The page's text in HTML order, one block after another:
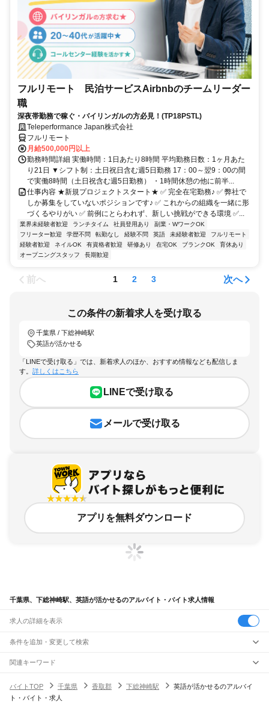
フルリモート 民泊サービスAirbnbのチームリーダー
職
深夜帯勤務で稼ぐ・バイリンガルの方必見！(TP18PSTL)
Teleperformance Japan株式会社
フルリモート
月給500,000円以上
勤務時間詳細 実働時間：1日あたり8時間 平均勤務日数：1ヶ月あた
り21日 ▼シフト制：土日祝日含む週5日勤務 17：00～翌9：00の間
で実働8時間（土日祝含む週5日勤務） ・1時間休憩の他に前半...
仕事内容 ★新規プロジェクトスタート★ ✅ 完全在宅勤務♪ ✅ 弊社で
しか募集をしていないポジションです♪ ✅ これからの組織を一緒に形
づくるやりがい ✅ 前例にとらわれず、新しい挑戦ができる環境 ✅...
業界未経験者歓迎 ランチタイム 社員登用あり
副業・WワークOK
フリーター歓迎
学歴不問 転勤なし 経験不問 英語 未経験者歓迎
フルリモート
経験者歓迎
ネイルOK 有資格者歓迎 研修あり 在宅OK ブランクOK
育休あり
オープニングスタッフ
長期歓迎
前へ 1 2 3 次へ
この条件の新着求人を受け取る
千葉県 / 下総神崎駅
英語が活かせる
「LINEで受け取る」では、新着求人のほか、おすすめ情報なども配信しま
す。 詳しくはこちら
LINEで受け取る
メールで受け取る
アプリを無料ダウンロード
千葉県、下総神崎駅、英語が活かせるのアルバイト・バイト求人情報
求人の詳細を表示
条件を追加・変更して検索
市区町村を追加・変更
千葉県すべて
千葉市 すべて
駅を追加・変更
職種を追加・変更
関連キーワード
バイトTOP
千葉県 香取郡 下総神崎駅
英語が活かせるのアルバイ
ト・バイト・求人